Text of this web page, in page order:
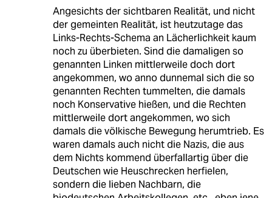
Angesichts der sichtbaren Realität, und nicht
der gemeinten Realität, ist heutzutage das
Links-Rechts-Schema an Lächerlichkeit kaum
noch zu überbieten. Sind die damaligen so
genannten Linken mittlerweile doch dort
angekommen, wo anno dunnemal sich die so
genannten Rechten tummelten, die damals
noch Konservative hießen, und die Rechten
mittlerweile dort angekommen, wo sich
damals die völkische Bewegung herumtrieb. Es
waren damals auch nicht die Nazis, die aus
dem Nichts kommend überfallartig über die
Deutschen wie Heuschrecken herfielen,
sondern die lieben Nachbarn, die